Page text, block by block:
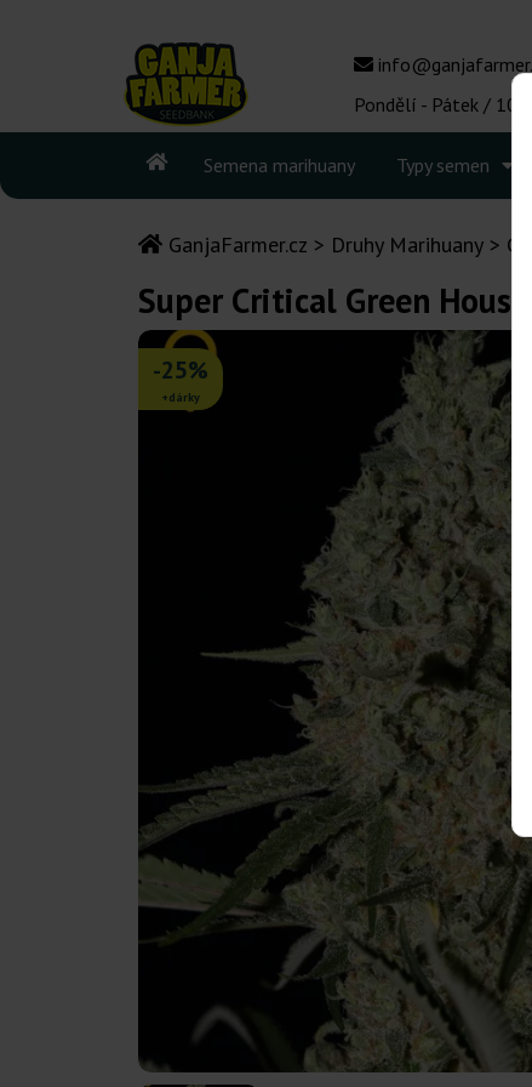
Pondělí - Pátek /
Semena marihuany Typy semen
GanjaFarmer.cz Druhy Marihuany
Super Critical Green
-25%
+dárky